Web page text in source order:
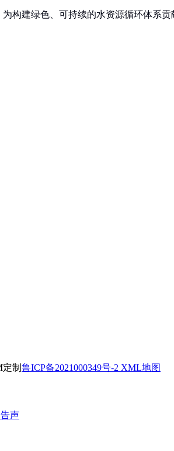
构建绿色、可持续的水资源循环体系贡
制 鲁ICP备2021000349号-2 XML地图
声